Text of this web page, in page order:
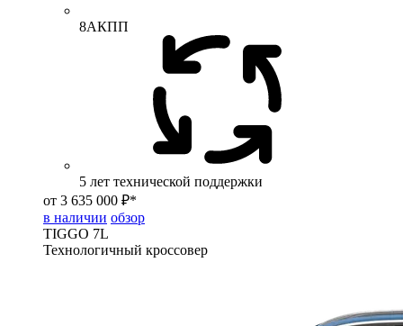
8АКПП
5 лет технической поддержки
от 3 635 000 ₽*
в наличии обзор
TIGGO 7L
Технологичный кроссовер